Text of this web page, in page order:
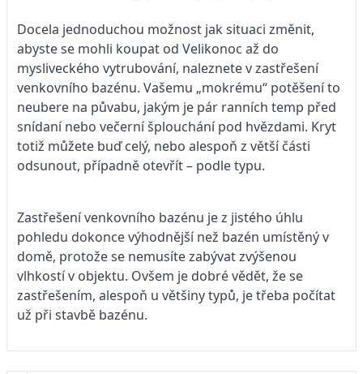
Docela jednoduchou možnost jak situaci změnit,
abyste se mohli koupat od Velikonoc až do
mysliveckého vytrubování, naleznete v zastřešení
venkovního bazénu. Vašemu „mokrému“ potěšení to
neubere na půvabu, jakým je pár ranních temp před
snídaní nebo večerní šplouchání pod hvězdami. Kryt
totiž můžete buď celý, nebo alespoň z větší části
odsunout, případně otevřít – podle typu.
Zastřešení venkovního bazénu je z jistého úhlu
pohledu dokonce výhodnější než bazén umístěný v
domě, protože se nemusíte zabývat zvýšenou
vlhkostí v objektu. Ovšem je dobré vědět, že se
zastřešením, alespoň u většiny typů, je třeba počítat
už při stavbě bazénu.